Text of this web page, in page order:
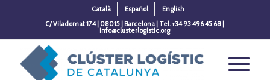
Català Español
English
C/ Viladomat 174 | 08015 | Barcelona | Tel. +34 93 496 45 68 |
info@clusterlogistic.org